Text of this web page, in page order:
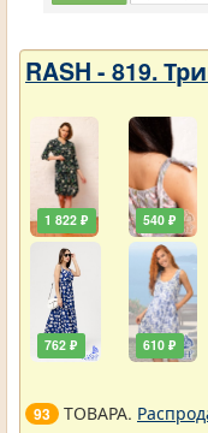
RASH - 819.
1 822 ₽
762 ₽
540 ₽
610 ₽
93 ТОВАРА.